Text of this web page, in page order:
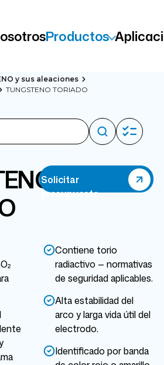
Productos
y sus aleaciones
TUNGSTENO TORIADO
Contiene torio
radiactivo — normativas
de seguridad aplicables.
Alta estabilidad del
arco y larga vida útil del
electrodo.
Identificado por banda
Solicitar
presupuesto